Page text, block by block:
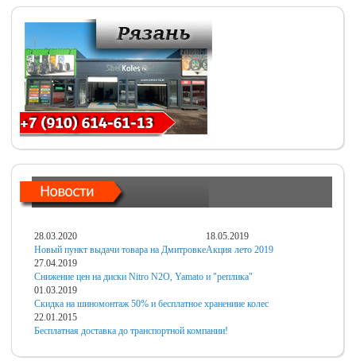
28.03.2020
Новый пункт выдачи товара на Дмитровке
18.05.2019
Акция лето 2019
27.04.2019
Снижение цен на диски Nitro N2O, Yamato и "реплика"
01.03.2019
Скидка на шиномонтаж 50% и бесплатное хранениие колес
22.01.2015
Бесплатная доставка до транспортной компании!